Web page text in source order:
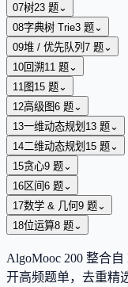
07树23 题 ⌄
08字典树 Trie3 题 ⌄
09堆 / 优先队列 7 题 ⌄
10 回溯11 题 ⌄
11 图 15 题 ⌄
12高级图6 题 ⌄
13一维动态规划 13 题 ⌄
14二维动态规划 15 题 ⌄
15贪心9 题 ⌄
16 区间 6 题 ⌄
17数学 & 几何9 题 ⌄
18位运算8 题 ⌄
AlgoMooc 200 整合自
开高频题单，去重精